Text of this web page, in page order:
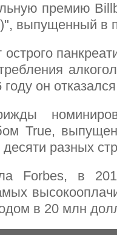
премию
выпущенный в
острого
он
True,
разных
Forbes, в
в 20 млн